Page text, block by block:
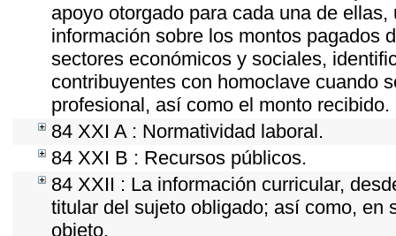
apoyo otorgado para cada una de
información sobre los montos pagados
sectores económicos y sociales,
contribuyentes con homoclave cuando
profesional, así como el monto recibido.
84 XXI A : Normatividad laboral.
84 XXI B : Recursos públicos.
84 XXII : La información curricular,
titular del sujeto obligado; así como, en
objeto.